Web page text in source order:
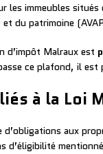
les immeubles
et du patrimoine
d’impôt Malraux est
ce plafond, il est
à la Loi
d’obligations aux